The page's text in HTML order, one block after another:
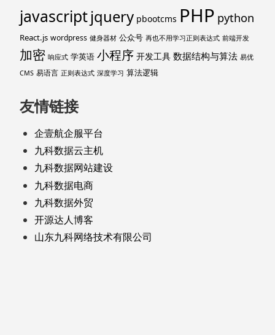
javascriptjquery pbootcms PHP python
React.js wordpress 健身器材 公众号 再也不用学习正则表达式 前端开发
加密 响应式 学英语 小程序 开发工具 数据结构与算法 易优
CMS 易语言 正则表达式 深度学习 算法逻辑
友情链接
企壹航企服平台
九科数据云主机
九科数据网站建设
九科数据电商
九科数据外贸
开源达人博客
山东九科网络技术有限公司